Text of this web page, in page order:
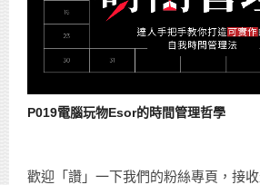
P019電腦玩物Esor的時間管理哲學
歡迎「讚」一下我們的粉絲專頁，接